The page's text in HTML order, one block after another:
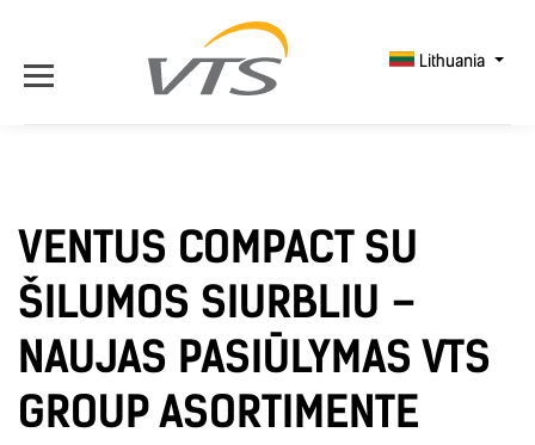
Lithuania
VENTUS COMPACT SU
ŠILUMOS SIURBLIU –
NAUJAS PASIŪLYMAS VTS
GROUP ASORTIMENTE